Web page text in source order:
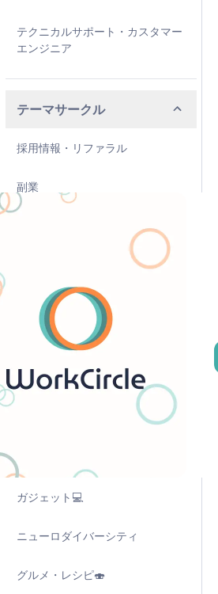
テクニカルサポート・カスタマー
エンジニア
テーマサークル
採用情報・リファラル
副業
子育て
英語学習
ガジェット💻
ニューロダイバーシティ
グルメ・レシピ🍣